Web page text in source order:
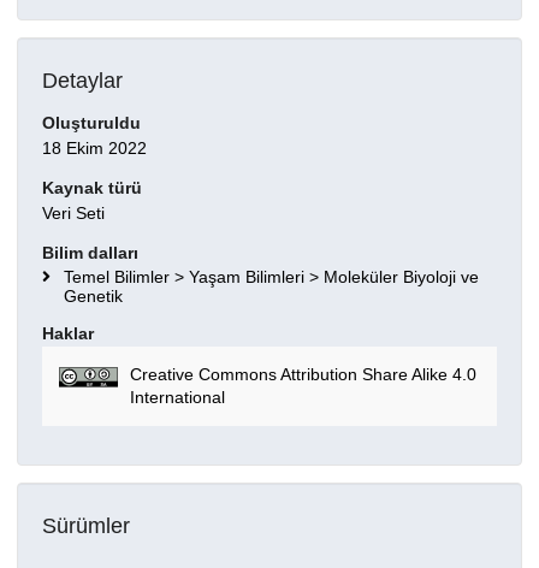
Detaylar
Oluşturuldu
18 Ekim 2022
Kaynak türü
Veri Seti
Bilim dalları
Temel Bilimler > Yaşam Bilimleri > Moleküler Biyoloji ve
Genetik
Haklar
Creative Commons Attribution Share Alike 4.0
International
Sürümler